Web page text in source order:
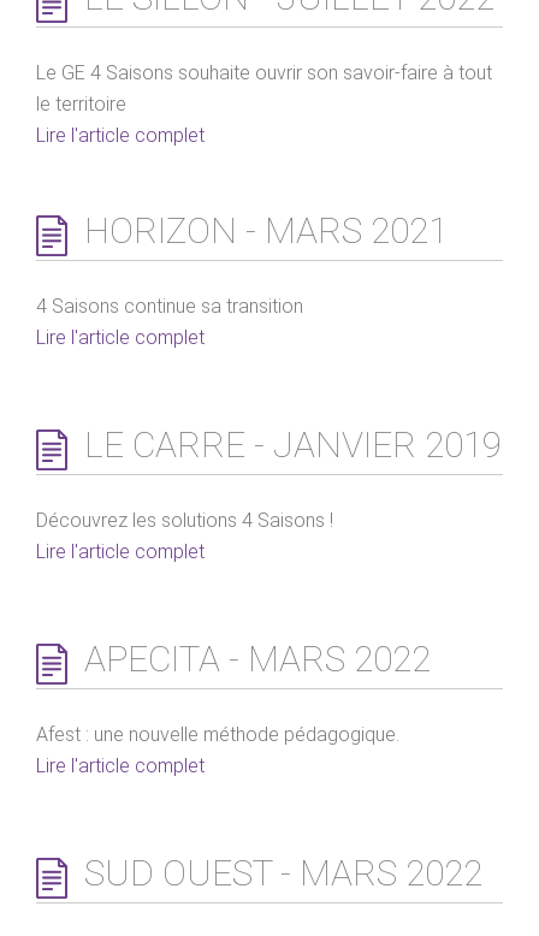
Le GE 4 Saisons souhaite ouvrir son savoir-faire à tout
le territoire
Lire l'article complet
HORIZON - MARS 2021
4 Saisons continue sa transition
Lire l'article complet
LE CARRE - JANVIER 2019
Découvrez les solutions 4 Saisons !
Lire l'article complet
APECITA - MARS 2022
Afest : une nouvelle méthode pédagogique.
Lire l'article complet
SUD OUEST - MARS 2022